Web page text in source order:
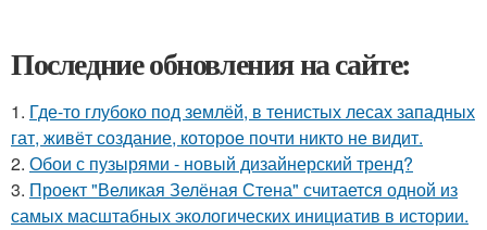
Последние обновления на сайте:
1. Где-то глубоко под землёй, в тенистых лесах западных
гат, живёт создание, которое почти никто не видит.
2. Обои с пузырями - новый дизайнерский тренд?
3. Проект "Великая Зелёная Стена" считается одной из
самых масштабных экологических инициатив в истории.